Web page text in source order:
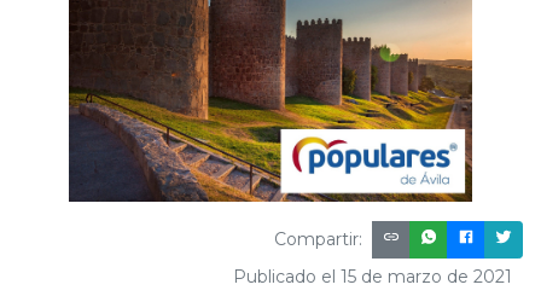
Compartir:
Publicado el 15 de marzo de 2021